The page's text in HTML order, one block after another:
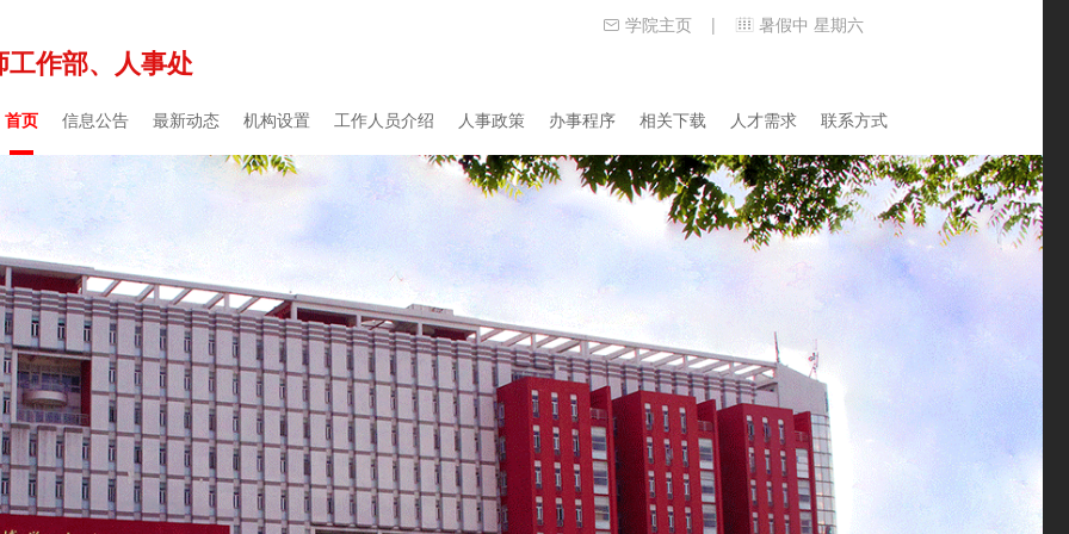
作部、人事处
学院主页 | 暑假中 星期六
首页 信息公告 最新动态 机构设置 工作人员介绍 人事政策 办事程序 相关下载 人才需求 联系方式